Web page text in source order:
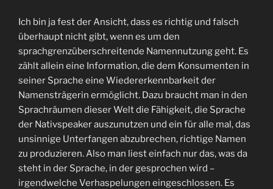
Ich bin ja fest der Ansicht, dass es richtig und falsch
überhaupt nicht gibt, wenn es um den
sprachgrenzüberschreitende Namennutzung geht. Es
zählt allein eine Information, die dem Konsumenten in
seiner Sprache eine Wiedererkennbarkeit der
Namensträgerin ermöglicht. Dazu braucht man in den
Sprachräumen dieser Welt die Fähigkeit, die Sprache
der Nativspeaker auszunutzen und ein für alle mal, das
unsinnige Unterfangen abzubrechen, richtige Namen
zu produzieren. Also man liest einfach nur das, was da
steht in der Sprache, in der gesprochen wird –
irgendwelche Verhaspelungen eingeschlossen. Es